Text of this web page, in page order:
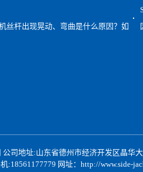
丝杆出现晃动、弯曲是什么原因？如
司地址:山东省德州市经济开发区晶华
:18561177779 网址： http://www.side-